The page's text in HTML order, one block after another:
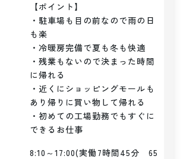
【ポイント】
・駐車場も目の前なので雨の日
も楽
・冷暖房完備で夏も冬も快適
・残業もないので決まった時間
に帰れる
・近くにショッピングモールも
あり帰りに買い物して帰れる
・初めての工場勤務でもすぐに
できるお仕事
8:10～17:00(実働7時間45分　65